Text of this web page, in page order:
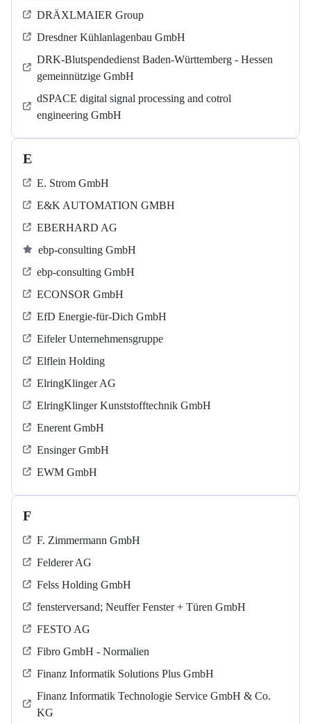
DRÄXLMAIER Group
Dresdner Kühlanlagenbau GmbH
DRK-Blutspendedienst Baden-Württemberg - Hessen
gemeinnützige GmbH
dSPACE digital signal processing and cotrol
engineering GmbH
E
E. Strom GmbH
E&K AUTOMATION GMBH
EBERHARD AG
ebp-consulting GmbH
ebp-consulting GmbH
ECONSOR GmbH
EfD Energie-für-Dich GmbH
Eifeler Unternehmensgruppe
Elflein Holding
ElringKlinger AG
ElringKlinger Kunststofftechnik GmbH
Enerent GmbH
Ensinger GmbH
EWM GmbH
F
F. Zimmermann GmbH
Felderer AG
Felss Holding GmbH
fensterversand; Neuffer Fenster + Türen GmbH
FESTO AG
Fibro GmbH - Normalien
Finanz Informatik Solutions Plus GmbH
Finanz Informatik Technologie Service GmbH & Co.
KG